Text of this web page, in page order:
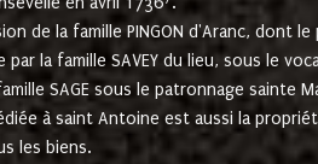
de la famille PINGON d'Aranc, dont
la famille SAVEY du lieu, sous le
SAGE sous le patronnage sainte
à saint Antoine est aussi la
les biens.